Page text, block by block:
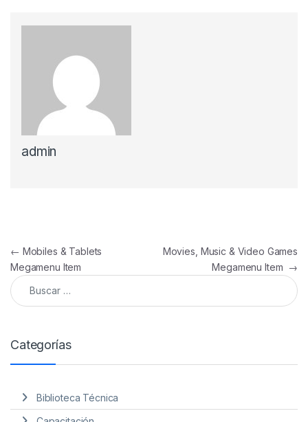
admin
Navegación de entradas
← Mobiles & Tablets
Megamenu Item
Movies, Music & Video Games
Megamenu Item →
Buscar:
Categorías
Biblioteca Técnica